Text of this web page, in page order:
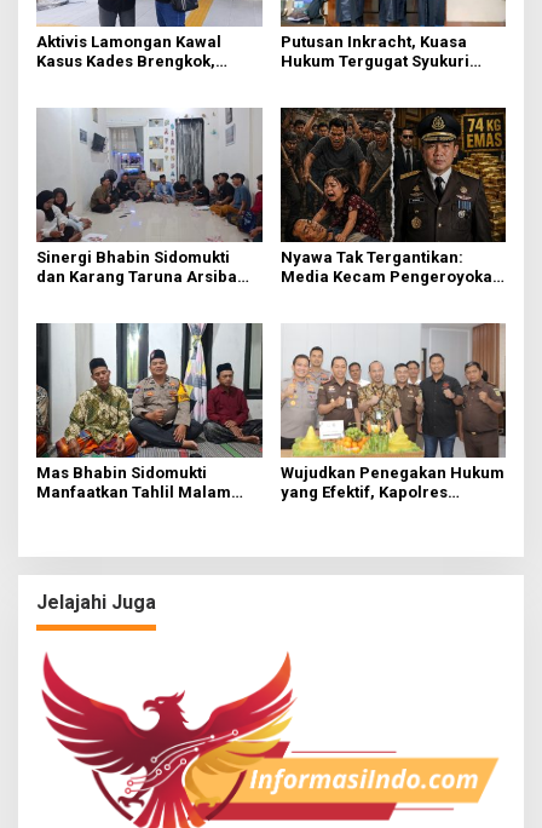
Aktivis Lamongan Kawal
Kasus Kades Brengkok,
Putusan Inkracht, Kuasa
Hukum Tergugat Syukuri
Sinergi Bhabin Sidomukti
dan Karang Taruna Arsiba
Nyawa Tak Tergantikan:
Media Kecam Pengeroyokan
Mas Bhabin Sidomukti
Manfaatkan Tahlil Malam
Wujudkan Penegakan Hukum
yang Efektif, Kapolres
Jelajahi Juga